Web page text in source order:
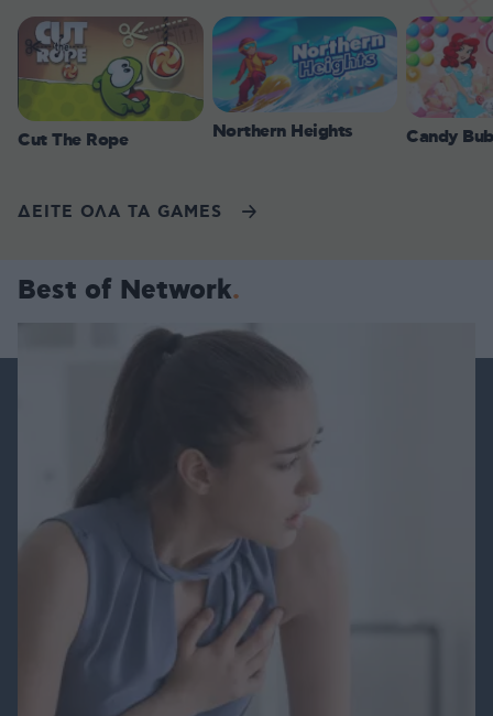
Cut The Rope Northern Heights Candy
ΔΕΙΤΕ ΟΛΑ ΤΑ GAMES
Best of Network